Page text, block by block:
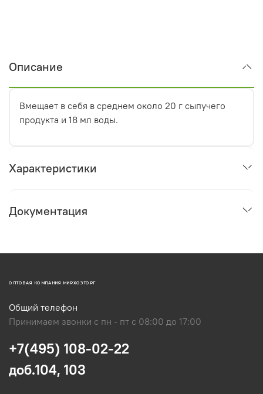
Описание
Вмещает в себя в среднем около 20 г сыпучего
продукта и 18 мл воды.
Характеристики
Документация
ОПТОВАЯ КОМПАНИЯ МИРХОЗТОРГ
Общий телефон
Принимаем звонки с пн - пт с 08:00 до 17:00
+7(495) 108-02-22
доб.104, 103